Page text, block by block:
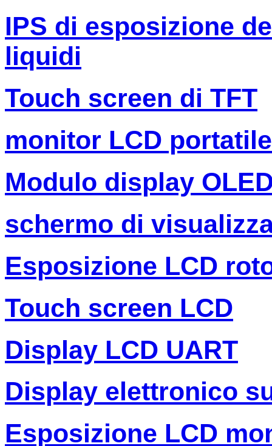
IPS di esposizione
liquidi
Touch screen di TFT
monitor LCD portatile
Modulo display
schermo di
Esposizione LCD
Touch screen LCD
Display LCD UART
Display elettronico
Esposizione LCD